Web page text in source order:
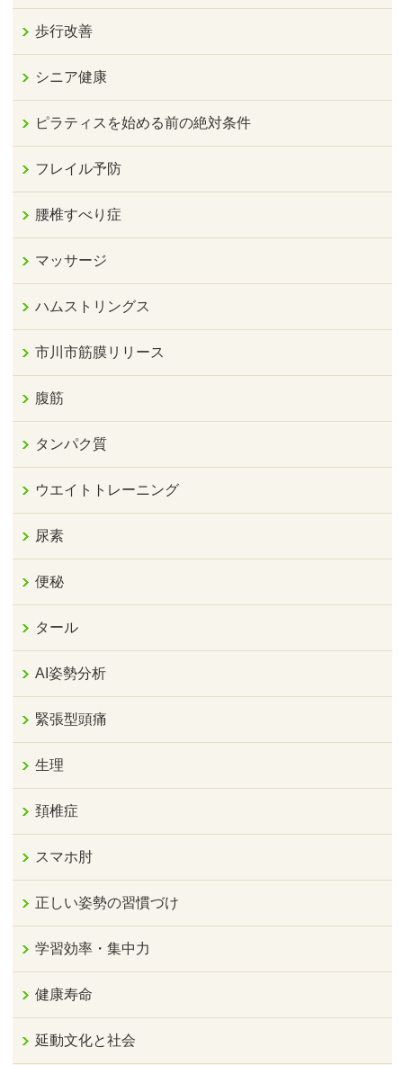
歩行改善
シニア健康
ピラティスを始める前の絶対条件
フレイル予防
腰椎すべり症
マッサージ
ハムストリングス
市川市筋膜リリース
腹筋
タンパク質
ウエイトトレーニング
尿素
便秘
タール
AI姿勢分析
緊張型頭痛
生理
頚椎症
スマホ肘
正しい姿勢の習慣づけ
学習効率・集中力
健康寿命
延動文化と社会